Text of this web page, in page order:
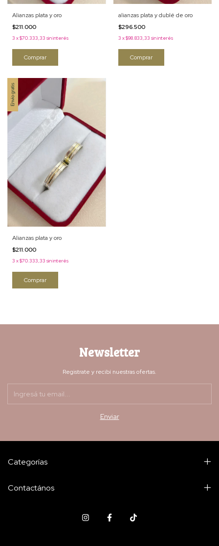
Alianzas plata y oro
$211.000
3 x$70.333,33 sin interés
Comprar
alianzas plata y dublé de oro
$296.500
3 x$98.833,33 sin interés
Comprar
Envío gratis
Alianzas plata y oro
$211.000
3 x$70.333,33 sin interés
Comprar
Newsletter
Registrate y recibí nuestras ofertas.
Categorías
Contactános